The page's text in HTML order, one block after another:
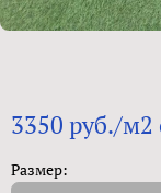
3350 руб./
Размер: